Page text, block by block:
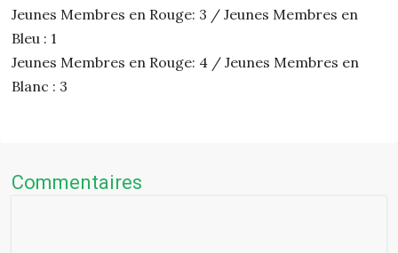
Jeunes Membres en Rouge: 3 / Jeunes Membres en
Bleu : 1
Jeunes Membres en Rouge: 4 / Jeunes Membres en
Blanc : 3
Commentaires